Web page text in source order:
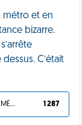
métro et en
bizarre.
C’était
TU L'AS BIEN MÉRITÉ 1 287